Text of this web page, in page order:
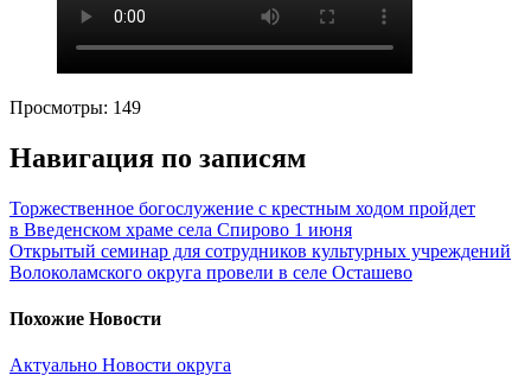
Просмотры: 149
Навигация по записям
Торжественное богослужение с крестным ходом пройдет
в Введенском храме села Спирово 1 июня
Открытый семинар для сотрудников культурных учреждений
Волоколамского округа провели в селе Осташево
Похожие Новости
Актуально Новости округа